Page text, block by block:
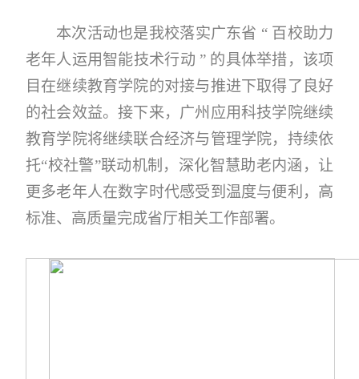
本次活动也是我校落实广东省 “ 百校助力
老年人运用智能技术行动 ” 的具体举措，该项
目在继续教育学院的对接与推进下取得了良好
的社会效益。接下来，广州应用科技学院继续
教育学院将继续联合经济与管理学院，持续依
托“校社警”联动机制，深化智慧助老内涵，让
更多老年人在数字时代感受到温度与便利，高
标准、高质量完成省厅相关工作部署。